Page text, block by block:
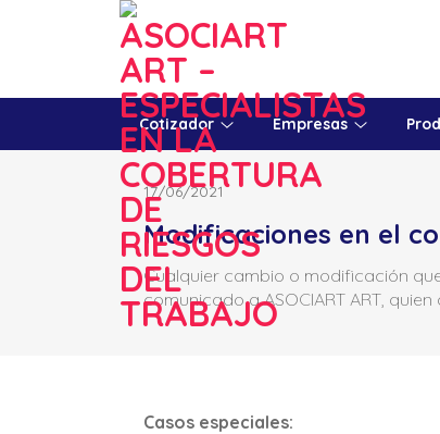
Cotizador Empresas
17/06/2021
Modificaciones en el
Cualquier cambio o modificación
comunicado a ASOCIART ART,
Casos especiales: